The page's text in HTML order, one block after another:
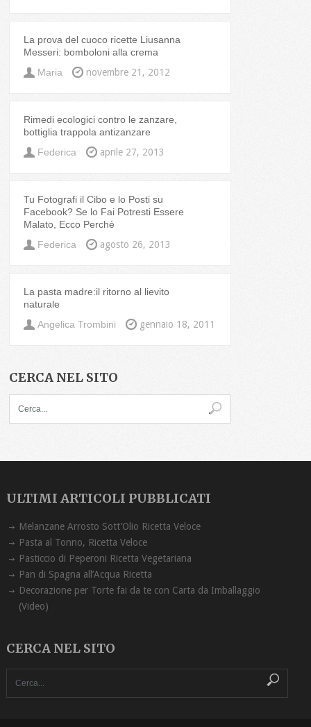
La prova del cuoco ricette Liusanna
Messeri: bomboloni alla crema
Maria
novembre 21, 2012
Rimedi ecologici contro le zanzare,
bottiglia trappola antizanzare
Federica
aprile 27, 2013
Tu Fotografi il Cibo e lo Posti su
Facebook? Se lo Fai Potresti Essere
Malato, Ecco Perchè
Federica
agosto 26, 2013
La pasta madre:il ritorno al lievito
naturale
Angelica Trombini
gennaio 18, 2011
CERCA NEL SITO
ULTIMI ARTICOLI PUBBLICATI
Melanzane Arrosto Sott’Olio Ricetta ‏Veloce
Pasta al Tonno, Ricetta Veloce
Pasticcio di Peperoni Ricetta Vegetariana
Pan di Spagna all’Acqua Ricetta
Decorazione per Torte fai da te con Carta da Imballaggio
(Video)
CERCA NEL SITO